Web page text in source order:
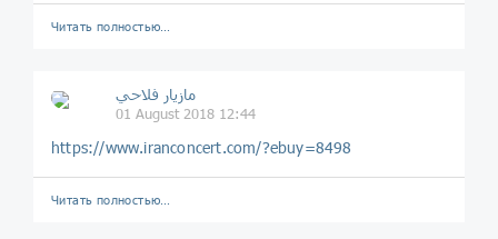
Читать полностью…
مازيار فلاحي
01 August 2018 12:44
https://www.iranconcert.com/?ebuy=8498
Читать полностью…